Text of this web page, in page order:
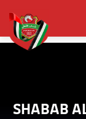
SHABAB